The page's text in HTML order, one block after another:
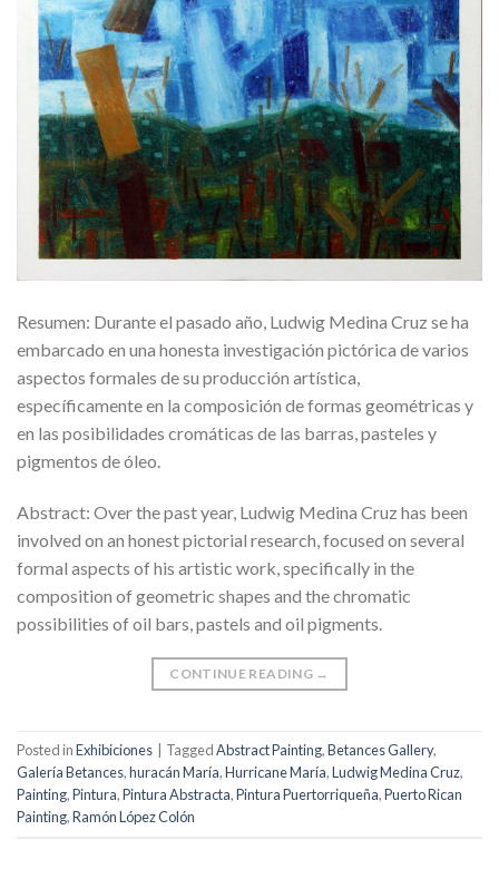
Resumen: Durante el pasado año, Ludwig Medina Cruz se ha
embarcado en una honesta investigación pictórica de varios
aspectos formales de su producción artística,
específicamente en la composición de formas geométricas y
en las posibilidades cromáticas de las barras, pasteles y
pigmentos de óleo.
Abstract: Over the past year, Ludwig Medina Cruz has been
involved on an honest pictorial research, focused on several
formal aspects of his artistic work, specifically in the
composition of geometric shapes and the chromatic
possibilities of oil bars, pastels and oil pigments.
CONTINUE READING →
Posted inExhibiciones TaggedAbstract Painting,Betances Gallery,
Galería Betances,huracán María,Hurricane María,Ludwig Medina Cruz,
Painting,Pintura,Pintura Abstracta,Pintura Puertorriqueña,Puerto Rican
Painting,Ramón López Colón